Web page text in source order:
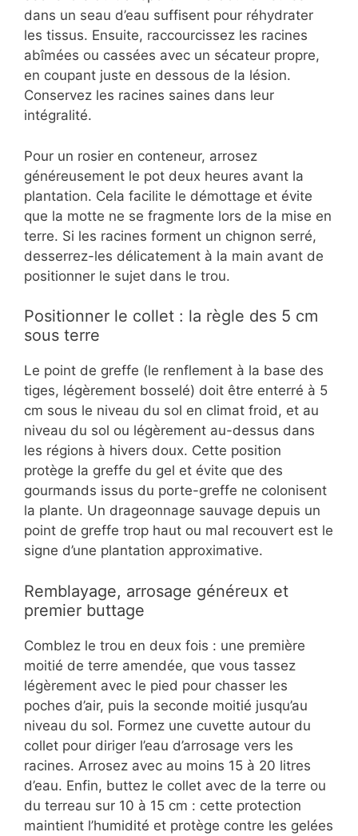
dans un seau d’eau suffisent pour réhydrater
les tissus. Ensuite, raccourcissez les racines
abîmées ou cassées avec un sécateur propre,
en coupant juste en dessous de la lésion.
Conservez les racines saines dans leur
intégralité.
Pour un rosier en conteneur, arrosez
généreusement le pot deux heures avant la
plantation. Cela facilite le démottage et évite
que la motte ne se fragmente lors de la mise en
terre. Si les racines forment un chignon serré,
desserrez-les délicatement à la main avant de
positionner le sujet dans le trou.
Positionner le collet : la règle des 5 cm
sous terre
Le point de greffe (le renflement à la base des
tiges, légèrement bosselé) doit être enterré à 5
cm sous le niveau du sol en climat froid, et au
niveau du sol ou légèrement au-dessus dans
les régions à hivers doux. Cette position
protège la greffe du gel et évite que des
gourmands issus du porte-greffe ne colonisent
la plante. Un drageonnage sauvage depuis un
point de greffe trop haut ou mal recouvert est le
signe d’une plantation approximative.
Remblayage, arrosage généreux et
premier buttage
Comblez le trou en deux fois : une première
moitié de terre amendée, que vous tassez
légèrement avec le pied pour chasser les
poches d’air, puis la seconde moitié jusqu’au
niveau du sol. Formez une cuvette autour du
collet pour diriger l’eau d’arrosage vers les
racines. Arrosez avec au moins 15 à 20 litres
d’eau. Enfin, buttez le collet avec de la terre ou
du terreau sur 10 à 15 cm : cette protection
maintient l’humidité et protège contre les gelées